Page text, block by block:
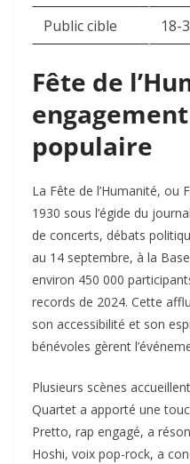
Public cible
18-
Fête de
populaire
La Fête de l’Humanité, ou
1930 sous l’égide du
de concerts, débats
au 14 septembre, à la
environ 450 000
records de 2024. Cette
son accessibilité et son
bénévoles gèrent
Plusieurs scènes
Quartet a apporté une
Pretto, rap engagé, a
Hoshi, voix pop-rock, a